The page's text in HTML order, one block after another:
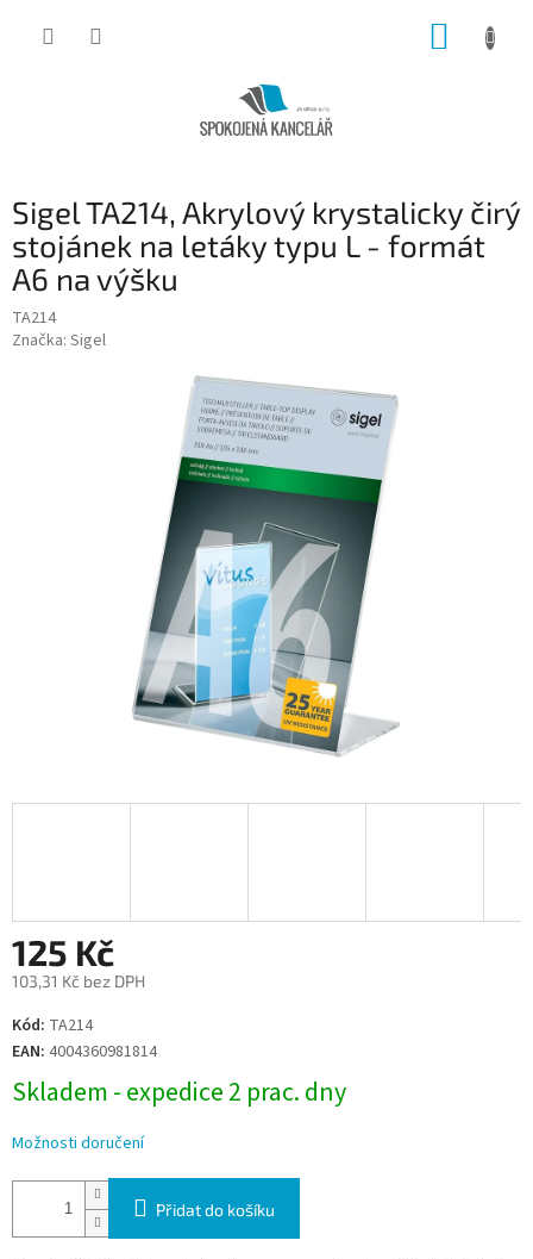
Sigel TA214, Akrylový krystalicky čirý
stojánek na letáky typu L - formát
A6 na výšku
TA214
Značka: Sigel
125 Kč
103,31 Kč bez DPH
Měrná
cena:
Kód: TA214
EAN: 4004360981814
Skladem - expedice 2 prac. dny
Možnosti doručení
Přidat do košíku